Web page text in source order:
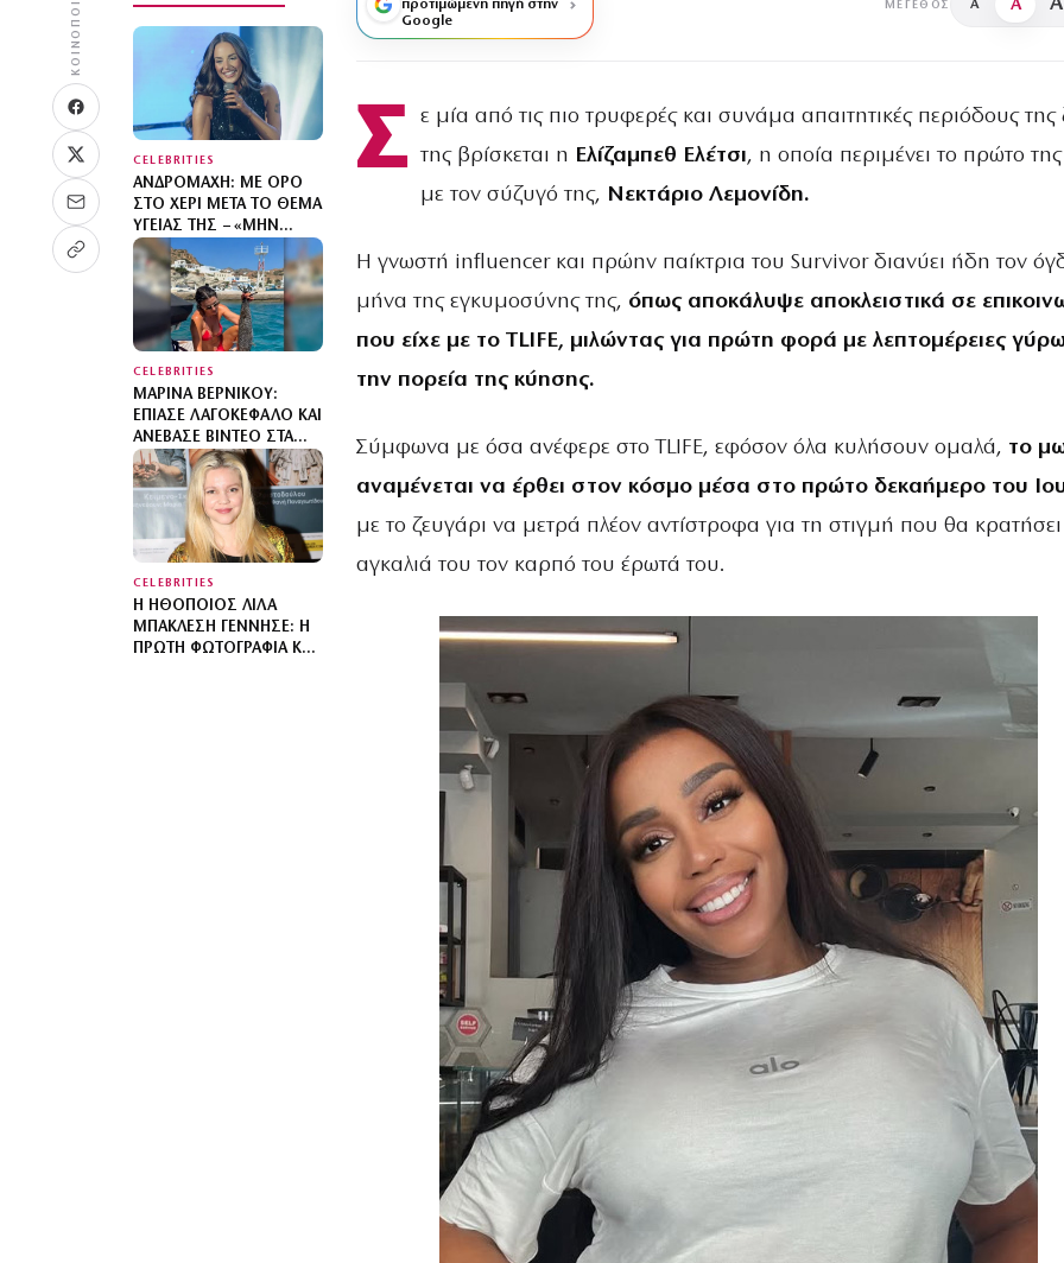
ΚΟΙΝΟΠΟΊΗΣΗ
CELEBRITIES
ΑΝΔΡΟΜΆΧΗ: ΜΕ ΟΡΌ
ΣΤΟ ΧΈΡΙ ΜΕΤΆ ΤΟ ΘΈΜΑ
ΥΓΕΊΑΣ ΤΗΣ – «ΜΗΝ
ΑΝΗΣΥΧΕΊΤΕ, ΤΟ ‘ΧΩ»
CELEBRITIES
ΜΑΡΊΝΑ ΒΕΡΝΊΚΟΥ:
ΈΠΙΑΣΕ ΛΑΓΟΚΈΦΑΛΟ ΚΑΙ
ΑΝΈΒΑΣΕ ΒΊΝΤΕΟ ΣΤΑ
SOCIAL MEDIA – «ΔΕΝ
ΥΠΆΡΧΕΙ ΚΑΝΈΝΑΣ
ΛΌΓΟΣ ΝΑ
ΦΟΒΌΜΑΣΤΕ»
CELEBRITIES
Η ΗΘΟΠΟΙΌΣ ΛΊΛΑ
ΜΠΑΚΛΈΣΗ ΓΈΝΝΗΣΕ: Η
ΠΡΏΤΗ ΦΩΤΟΓΡΑΦΊΑ ΚΑΙ
προτιμώμενη πηγή στην
Google
ΜΈΓΕΘΟΣ A A
Σ ε μία από τις πιο τρυφερές και συνάμα απαιτητικές περιόδους της
της βρίσκεται η Ελίζαμπεθ Ελέτσι, η οποία περιμένει το πρώτο της
με τον σύζυγό της, Νεκτάριο Λεμονίδη.
Η γνωστή influencer και πρώην παίκτρια του Survivor διανύει ήδη τον
μήνα της εγκυμοσύνης της, όπως αποκάλυψε αποκλειστικά σε
που είχε με το TLIFE, μιλώντας για πρώτη φορά με λεπτομέρειες
την πορεία της κύησης.
Σύμφωνα με όσα ανέφερε στο TLIFE, εφόσον όλα κυλήσουν ομαλά, το
αναμένεται να έρθει στον κόσμο μέσα στο πρώτο δεκαήμερο του
με το ζευγάρι να μετρά πλέον αντίστροφα για τη στιγμή που θα
αγκαλιά του τον καρπό του έρωτά του.